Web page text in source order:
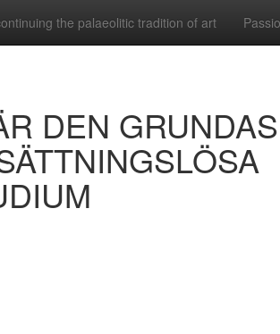
the palaeolitic tradition of art
DEN GRUNDAS